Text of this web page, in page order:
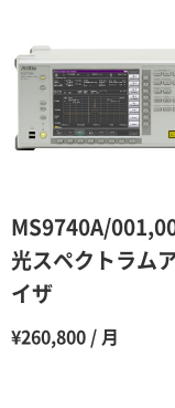
MS9740A/
光スペクトラム
イザ
¥260,800 / 月